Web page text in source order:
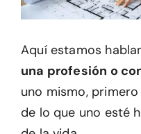
Aquí estamos
una profesión o
uno mismo,
de lo que uno esté